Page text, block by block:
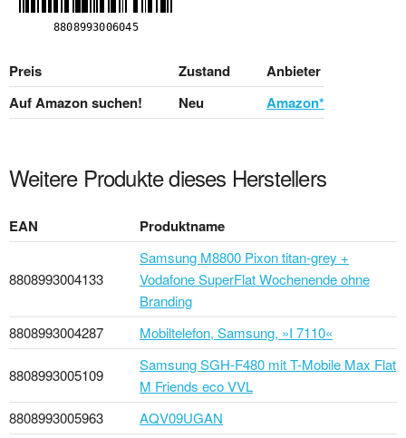
Preis Zustand
Anbieter
Auf Amazon suchen!
Neu Amazon*
Weitere Produkte dieses Herstellers
EAN Produktname
8808993004133
Samsung M8800 Pixon titan-grey +
Vodafone SuperFlat Wochenende ohne
Branding
8808993004287
Mobiltelefon, Samsung, »I 7110«
8808993005109
Samsung SGH-F480 mit T-Mobile Max Flat
M Friends eco VVL
8808993005963
AQV09UGAN